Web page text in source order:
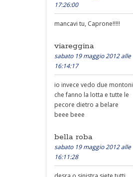
17:26:00
mancavi tu, Caprone!!!!!
viareggina
sabato 19 maggio 2012 alle
16:14:17
io invece vedo due montoni
che fanno la lotta e tutte le
pecore dietro a belare
beee beee
bella roba
sabato 19 maggio 2012 alle
16:11:28